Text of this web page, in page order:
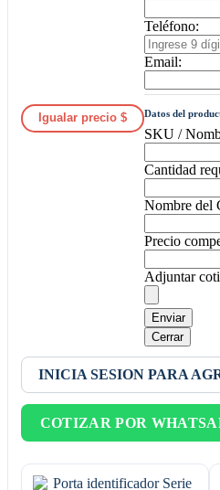
Igualar precio $
Teléfono:
Email:
Datos del
SKU /
Cantidad
Nombre del
Precio
Adjuntar
Enviar
Cerrar
INICIA SESION PARA
COTIZAR POR